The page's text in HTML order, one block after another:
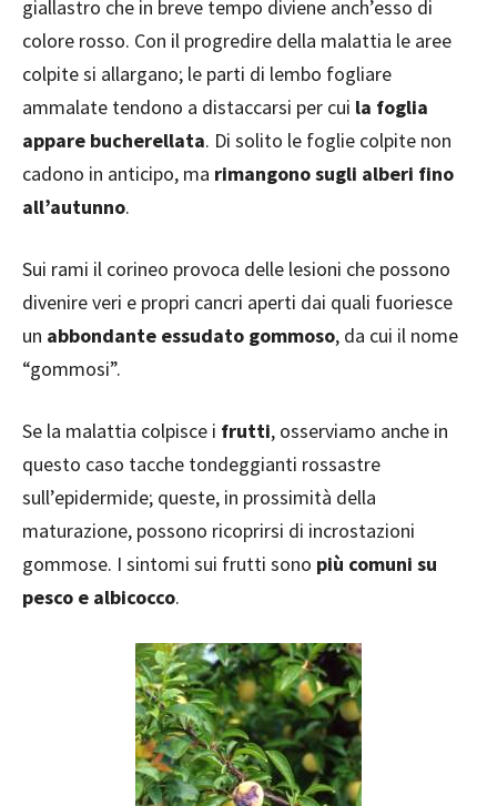
giallastro che in breve tempo diviene anch’esso di
colore rosso. Con il progredire della malattia le aree
colpite si allargano; le parti di lembo fogliare
ammalate tendono a distaccarsi per cui la foglia
appare bucherellata. Di solito le foglie colpite non
cadono in anticipo, ma rimangono sugli alberi fino
all’autunno.
Sui rami il corineo provoca delle lesioni che possono
divenire veri e propri cancri aperti dai quali fuoriesce
un abbondante essudato gommoso, da cui il nome
“gommosi”.
Se la malattia colpisce i frutti, osserviamo anche in
questo caso tacche tondeggianti rossastre
sull’epidermide; queste, in prossimità della
maturazione, possono ricoprirsi di incrostazioni
gommose. I sintomi sui frutti sono più comuni su
pesco e albicocco.